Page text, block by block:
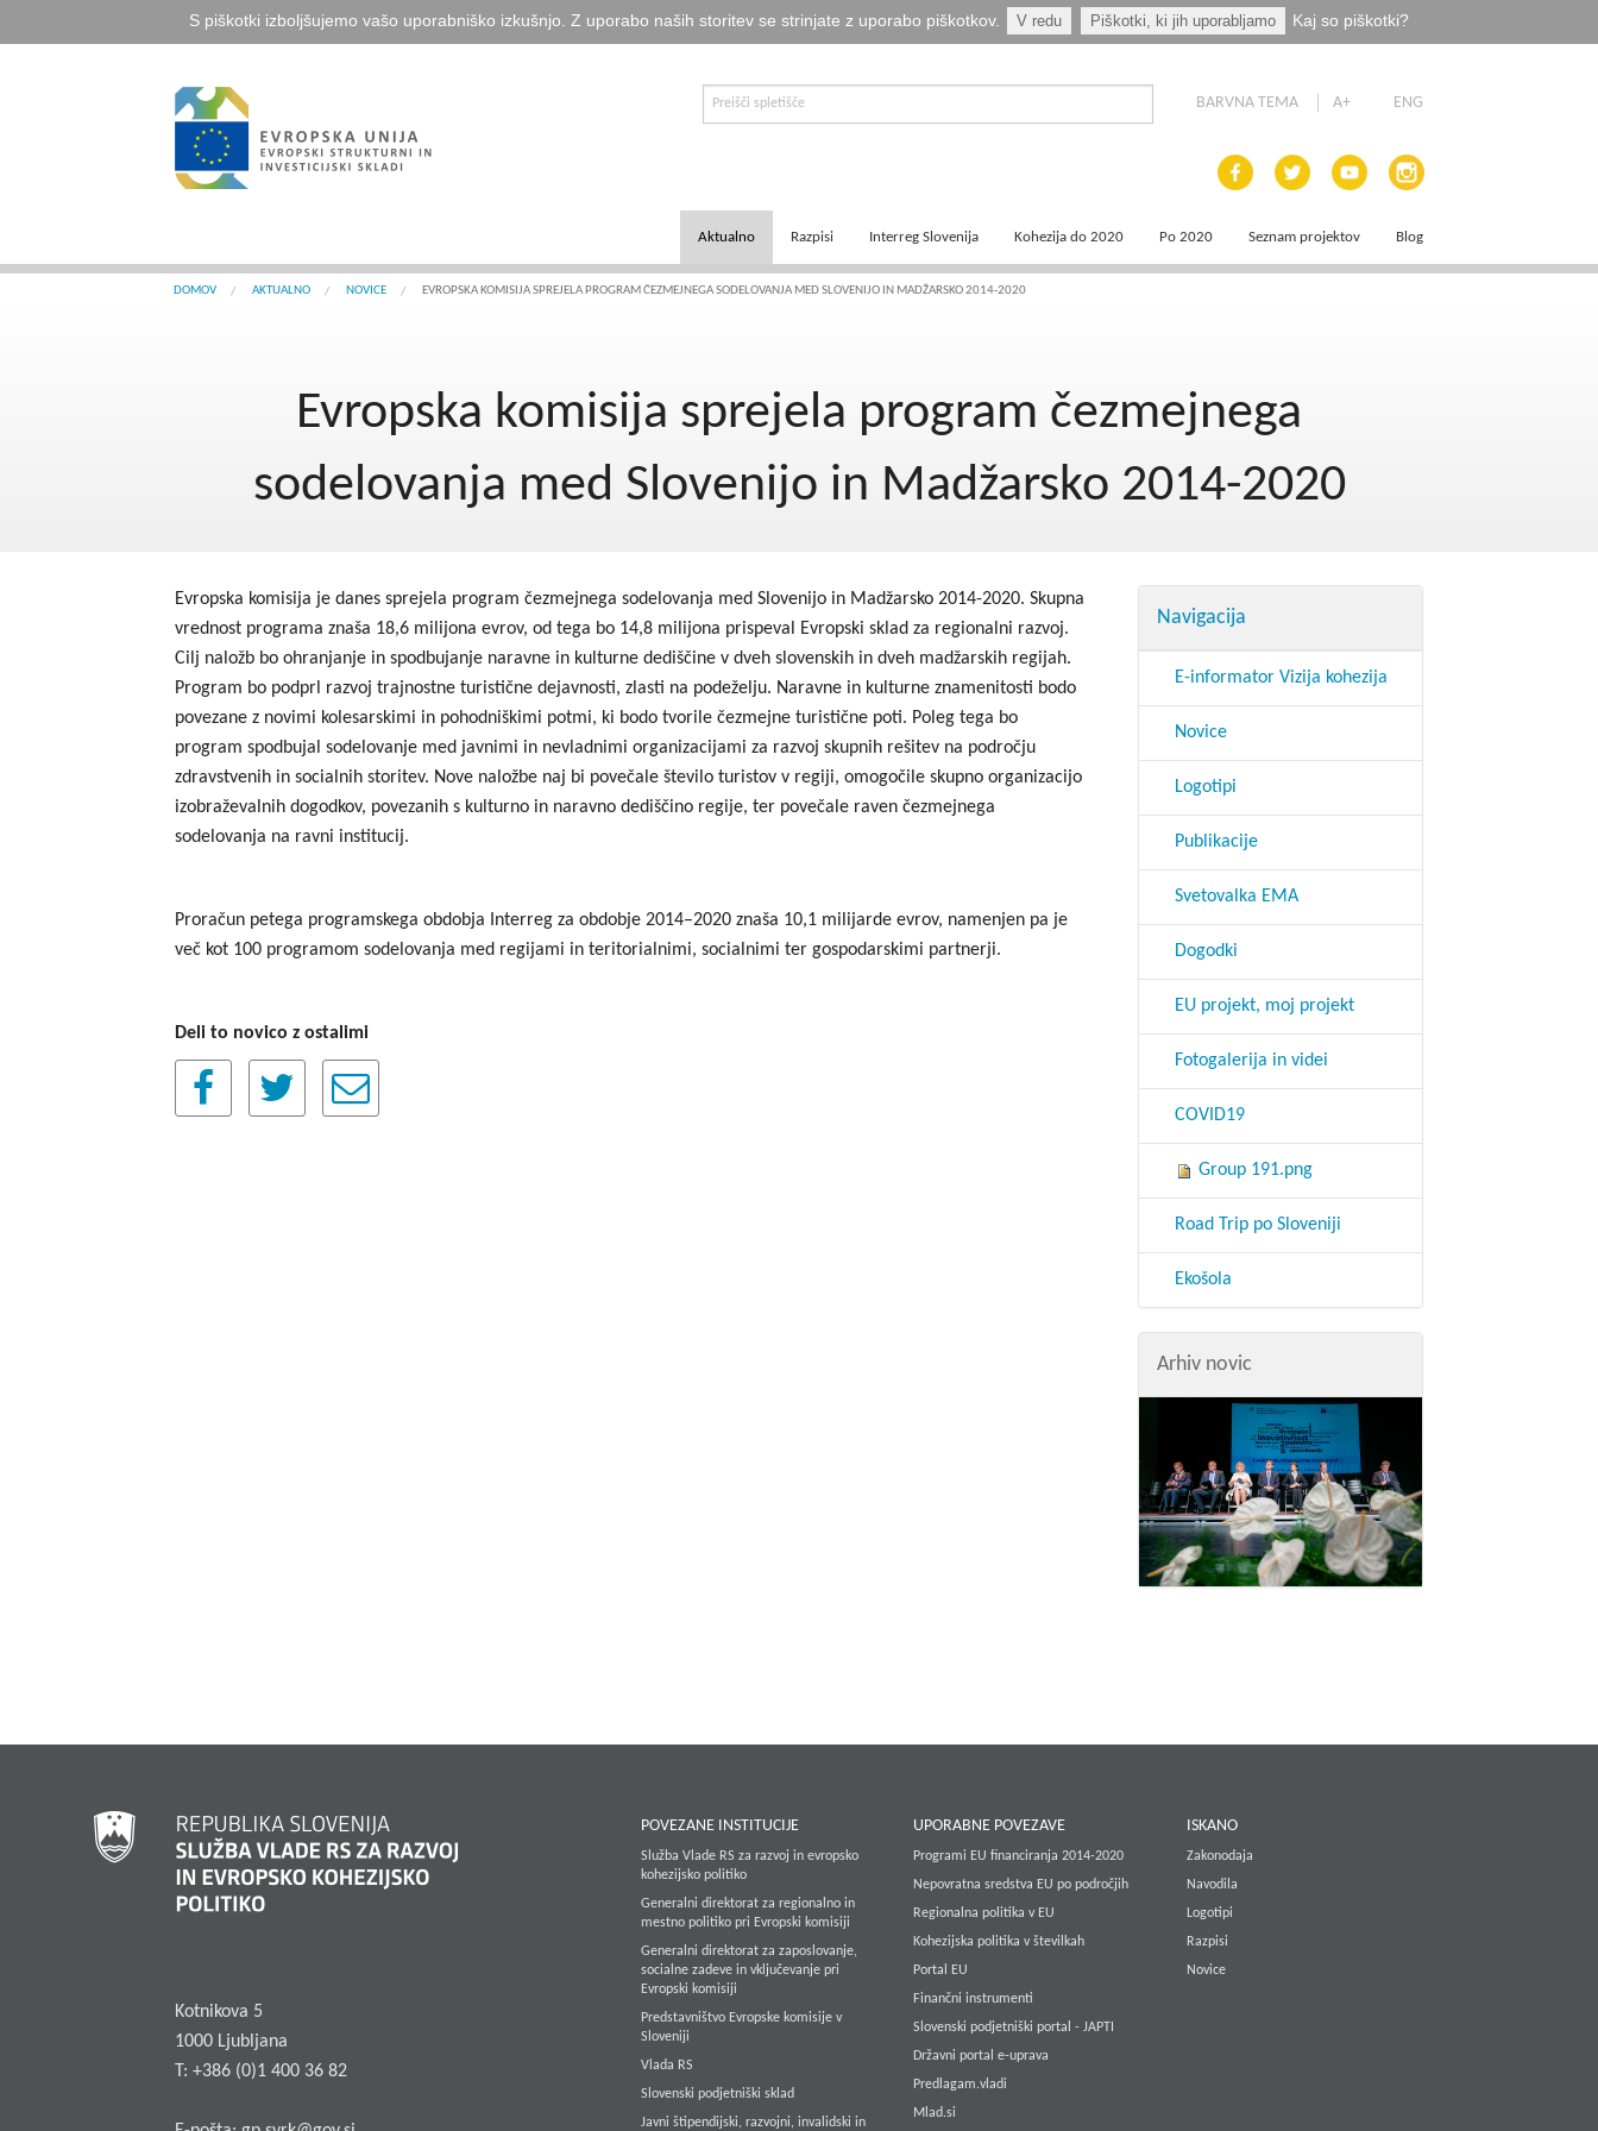
S piškotki izboljšujemo vašo uporabniško izkušnjo. Z uporabo naših storitev se strinjate z uporabo piškotkov. V redu Piškotki, ki jih uporabljamo Kaj so piškotki?
BARVNA TEMA A+ ENG
Aktualno
E-informator Vizija kohezija
Svetovalka EMA
EU projekt, moj projekt
Fotogalerija in videi
COVID19
Road Trip po Sloveniji
Razpisi
Aktualni razpisi
Interreg Slovenija
Čezmejno sodelovanje
Kohezija do 2020
Ključni dokumenti
Zakonodaja
Kohezija do 2013
Po 2020 Seznam projektov Blog
DOMOV AKTUALNO NOVICE EVROPSKA KOMISIJA SPREJELA PROGRAM ČEZMEJNEGA SODELOVANJA MED SLOVENIJO IN MADŽARSKO 2014-2020
Evropska komisija sprejela program čezmejnega
sodelovanja med Slovenijo in Madžarsko 2014-2020
Evropska komisija je danes sprejela program čezmejnega sodelovanja med Slovenijo in Madžarsko 2014-2020. Skupna
vrednost programa znaša 18,6 milijona evrov, od tega bo 14,8 milijona prispeval Evropski sklad za regionalni razvoj.
Cilj naložb bo ohranjanje in spodbujanje naravne in kulturne dediščine v dveh slovenskih in dveh madžarskih regijah.
Program bo podprl razvoj trajnostne turistične dejavnosti, zlasti na podeželju. Naravne in kulturne znamenitosti bodo
povezane z novimi kolesarskimi in pohodniškimi potmi, ki bodo tvorile čezmejne turistične poti. Poleg tega bo
program spodbujal sodelovanje med javnimi in nevladnimi organizacijami za razvoj skupnih rešitev na področju
zdravstvenih in socialnih storitev. Nove naložbe naj bi povečale število turistov v regiji, omogočile skupno organizacijo
izobraževalnih dogodkov, povezanih s kulturno in naravno dediščino regije, ter povečale raven čezmejnega
sodelovanja na ravni institucij.
Proračun petega programskega obdobja Interreg za obdobje 2014–2020 znaša 10,1 milijarde evrov, namenjen pa je
več kot 100 programom sodelovanja med regijami in teritorialnimi, socialnimi ter gospodarskimi partnerji.
Deli to novico z ostalimi
Navigacija
E-informator Vizija kohezija
Novice
Logotipi
Publikacije
Svetovalka EMA
Dogodki
EU projekt, moj projekt
Fotogalerija in videi
COVID19
Group 191.png
Road Trip po Sloveniji
Ekošola
Arhiv novic
POVEZANE INSTITUCIJE
Služba Vlade RS za razvoj in evropsko
kohezijsko politiko
Generalni direktorat za regionalno in
mestno politiko pri Evropski komisiji
Generalni direktorat za zaposlovanje,
socialne zadeve in vključevanje pri
Evropski komisiji
Predstavništvo Evropske komisije v
Sloveniji
Vlada RS
Slovenski podjetniški sklad
Javni štipendijski, razvojni, invalidski in
UPORABNE POVEZAVE
Programi EU financiranja 2014-2020
Nepovratna sredstva EU po področjih
Regionalna politika v EU
Kohezijska politika v številkah
Portal EU
Finančni instrumenti
Slovenski podjetniški portal - JAPTI
Državni portal e-uprava
Predlagam.vladi
Mlad.si
ISKANO
Zakonodaja
Navodila
Logotipi
Razpisi
Novice
Kotnikova 5
1000 Ljubljana
T: +386 (0)1 400 36 82